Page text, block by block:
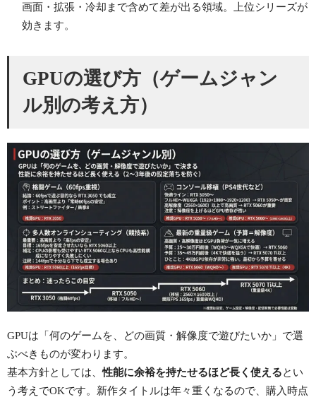
画面・拡張・冷却まで含めて差が出る領域。上位シリーズが
効きます。
GPUの選び方（ゲームジャン
ル別の考え方）
GPUは「何のゲームを、どの画質・解像度で遊びたいか」で選
ぶべきものが変わります。
基本方針としては、性能に余裕を持たせるほど長く使えるとい
う考えでOKです。新作タイトルは年々重くなるので、購入時点